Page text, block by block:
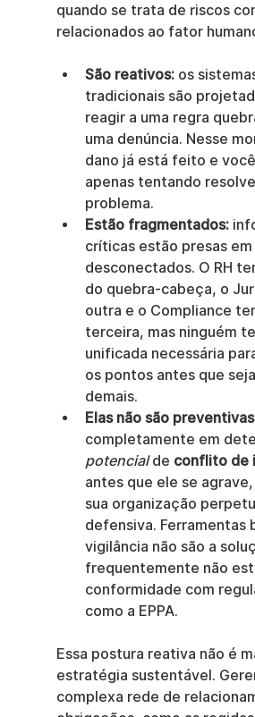
quando se trata de riscos
relacionados ao fator
São reativos: os
tradicionais são
reagir a uma regra
uma denúncia. Nesse
dano já está feito e
apenas tentando
problema.
Estão fragmentados:
críticas estão presas em
desconectados. O RH
do quebra-cabeça, o
outra e o Compliance
terceira, mas ninguém
unificada necessária
os pontos antes que
demais.
Elas não são
completamente em
potencial de conflito de
antes que ele se
sua organização
defensiva. Ferramentas
vigilância não são a
frequentemente não
conformidade com
como a EPPA.
Essa postura reativa não é
estratégia sustentável.
complexa rede de